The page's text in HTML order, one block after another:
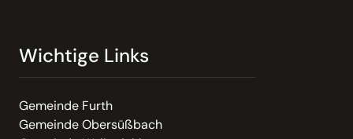
Wichtige Links
Gemeinde Furth
Gemeinde Obersüßbach